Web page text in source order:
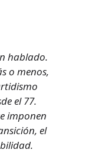
hablado.
o menos,
el 77.
imponen
el